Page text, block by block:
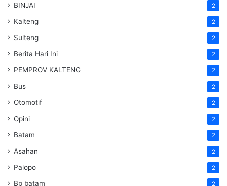
BINJAI 2
Kalteng 2
Sulteng 2
Berita Hari Ini 2
PEMPROV KALTENG 2
Bus 2
Otomotif 2
Opini 2
Batam 2
Asahan 2
Palopo 2
Bp batam 2